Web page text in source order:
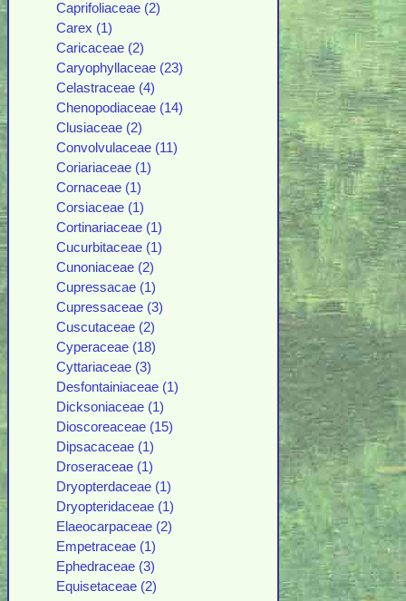
Caprifoliaceae (2)
Carex (1)
Caricaceae (2)
Caryophyllaceae (23)
Celastraceae (4)
Chenopodiaceae (14)
Clusiaceae (2)
Convolvulaceae (11)
Coriariaceae (1)
Cornaceae (1)
Corsiaceae (1)
Cortinariaceae (1)
Cucurbitaceae (1)
Cunoniaceae (2)
Cupressacae (1)
Cupressaceae (3)
Cuscutaceae (2)
Cyperaceae (18)
Cyttariaceae (3)
Desfontainiaceae (1)
Dicksoniaceae (1)
Dioscoreaceae (15)
Dipsacaceae (1)
Droseraceae (1)
Dryopterdaceae (1)
Dryopteridaceae (1)
Elaeocarpaceae (2)
Empetraceae (1)
Ephedraceae (3)
Equisetaceae (2)